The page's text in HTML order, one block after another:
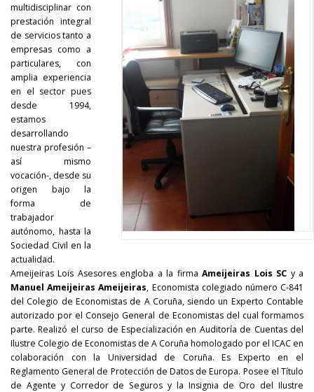
multidisciplinar con
prestación integral
de servicios tanto a
empresas como a
particulares, con
amplia experiencia
en el sector pues
desde 1994,
estamos
desarrollando
nuestra profesión –
así mismo
vocación-, desde su
origen bajo la
forma de
trabajador
autónomo, hasta la
Sociedad Civil en la
actualidad.
Ameijeiras Lois Asesores engloba a la firmaAmeijeiras Lois SC y a
Manuel Ameijeiras Ameijeiras, Economista colegiado número C-841
del Colegio de Economistas de A Coruña, siendo un Experto Contable
autorizado por el Consejo General de Economistas del cual formamos
parte. Realizó el curso de Especialización en Auditoría de Cuentas del
Ilustre Colegio de Economistas de A Coruña homologado por el ICAC en
colaboración con la Universidad de Coruña. Es Experto en el
Reglamento General de Protección de Datos de Europa. Posee el Título
de Agente y Corredor de Seguros y la Insignia de Oro del Ilustre